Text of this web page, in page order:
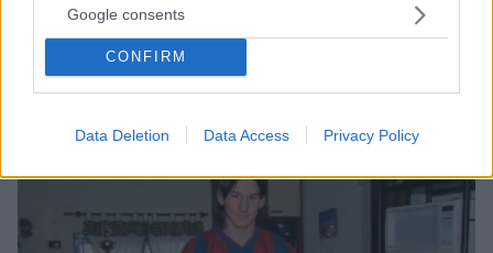
Google consents
CONFIRM
Data Deletion Data Access Privacy Policy
Κλειστό σήμερα το beach bar στην Πάρο όπου
πνίγηκε ο 4χρονος: Το χρονικό της τραγωδίας
09.08.2026, 09:28